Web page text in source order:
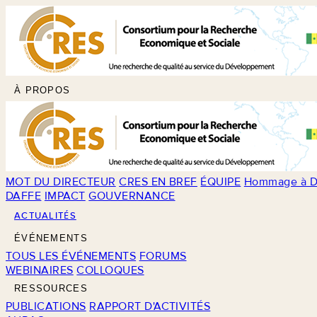
À PROPOS
MOT DU DIRECTEUR CRES EN BREF ÉQUIPE Hommage à
DAFFE IMPACT GOUVERNANCE
ACTUALITÉS
ÉVÉNEMENTS
TOUS LES ÉVÉNEMENTS FORUMS
WEBINAIRES COLLOQUES
RESSOURCES
PUBLICATIONS RAPPORT D'ACTIVITÉS